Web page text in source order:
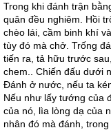
Trong khi đánh trận
quân đều nghiêm. Hồi
chèo lái, cầm binh khí
tùy đó mà chở. Trống
tiến ra, tả hữu trước
chem.. Chiến đấu dưới
Đánh ở nước, nếu ta
Nếu như lấy tướng của
của nó, lìa lòng dạ của
nhân đó mà đánh,